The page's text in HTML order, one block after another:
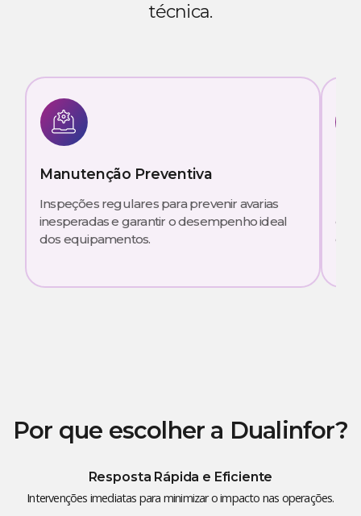
técnica.
Manutenção Preventiva
Inspeções regulares para prevenir avarias
inesperadas e garantir o desempenho ideal
dos equipamentos.
e
Por que escolher a Dualinfor?
Resposta Rápida e Eficiente
Intervenções imediatas para minimizar o impacto nas operações.